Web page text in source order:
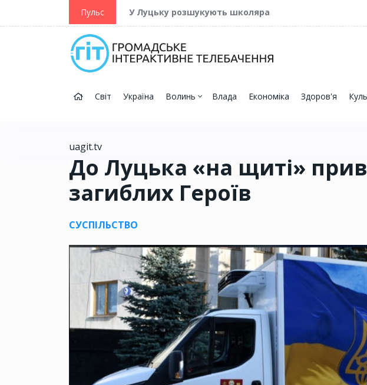
Пульс У Луцьку розшукують школяра
Світ Україна Волинь Влада Економіка Здоров'я
uagit.tv
До Луцька «на щиті»
загиблих Героїв
СУСПІЛЬСТВО